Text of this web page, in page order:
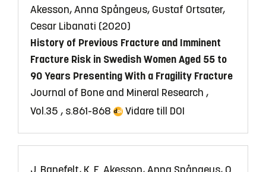
Akesson, Anna Spångeus, Gustaf Ortsater,
Cesar Libanati (2020)
History of Previous Fracture and Imminent
Fracture Risk in Swedish Women Aged 55 to
90 Years Presenting With a Fragility Fracture
Journal of Bone and Mineral Research ,
Vol.35 , s.861-868
Vidare till DOI